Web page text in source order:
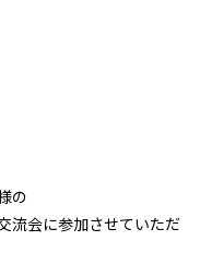
の
流会に参加させていただ